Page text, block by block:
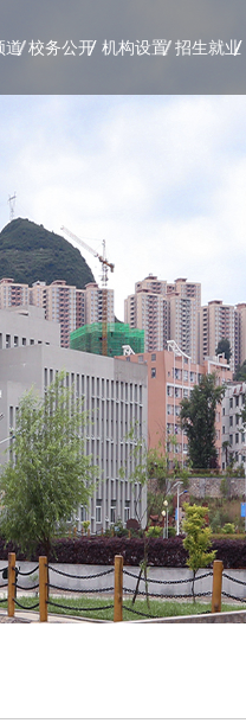
道 校务公开 机构设置 招生就业